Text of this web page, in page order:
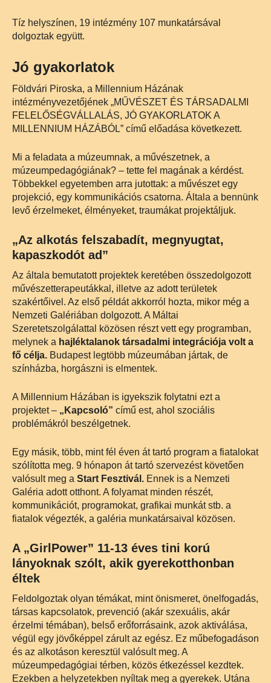
Tíz helyszínen, 19 intézmény 107 munkatársával
dolgoztak együtt.
Jó gyakorlatok
Földvári Piroska, a Millennium Házának
intézményvezetőjének „MŰVÉSZET ÉS TÁRSADALMI
FELELŐSÉGVÁLLALÁS, JÓ GYAKORLATOK A
MILLENNIUM HÁZÁBÓL” című előadása következett.
Mi a feladata a múzeumnak, a művészetnek, a
múzeumpedagógiának? – tette fel magának a kérdést.
Többekkel egyetemben arra jutottak: a művészet egy
projekció, egy kommunikációs csatorna. Általa a bennünk
levő érzelmeket, élményeket, traumákat projektáljuk.
„Az alkotás felszabadít, megnyugtat,
kapaszkodót ad”
Az általa bemutatott projektek keretében összedolgozott
művészetterapeutákkal, illetve az adott területek
szakértőivel. Az első példát akkorról hozta, mikor még a
Nemzeti Galériában dolgozott. A Máltai
Szeretetszolgálattal közösen részt vett egy programban,
melynek a hajléktalanok társadalmi integrációja volt a
fő célja. Budapest legtöbb múzeumában jártak, de
színházba, horgászni is elmentek.
A Millennium Házában is igyekszik folytatni ezt a
projektet – „Kapcsoló” című est, ahol szociális
problémákról beszélgetnek.
Egy másik, több, mint fél éven át tartó program a fiatalokat
szólította meg. 9 hónapon át tartó szervezést követően
valósult meg a Start Fesztivál. Ennek is a Nemzeti
Galéria adott otthont. A folyamat minden részét,
kommunikációt, programokat, grafikai munkát stb. a
fiatalok végezték, a galéria munkatársaival közösen.
A „GirlPower” 11-13 éves tini korú
lányoknak szólt, akik gyerekotthonban
éltek
Feldolgoztak olyan témákat, mint önismeret, önelfogadás,
társas kapcsolatok, prevenció (akár szexuális, akár
érzelmi témában), belső erőforrásaink, azok aktiválása,
végül egy jövőképpel zárult az egész. Ez műbefogadáson
és az alkotáson keresztül valósult meg. A
múzeumpedagógiai térben, közös étkezéssel kezdtek.
Ezekben a helyzetekben nyíltak meg a gyerekek. Utána